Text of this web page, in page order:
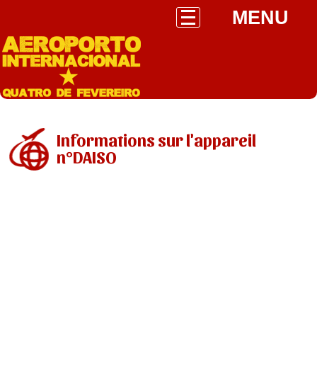
MENU
Informations sur l'appareil
n°DAISO